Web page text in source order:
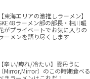
【東海エリアの激推しラーメン】
ラーメン部の部長・相川暖
がプライベートでお気に入りの
ーメンを語り尽くします
【辛い/痺れ/冷たい】雲丹うに
（Mirror,Mirror）のこの時期食べる